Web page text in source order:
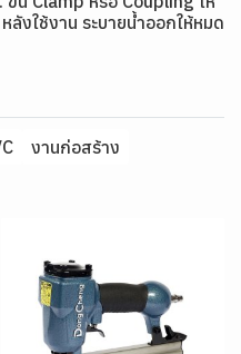
ลังใช้งาน ระบายน้ำออกให้หมด
งานก่อสร้าง